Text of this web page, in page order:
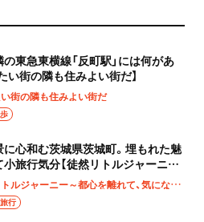
東急東横線「反町駅」には何があ
い街の隣も住みよい街だ】
い街の隣も住みよい街だ
心和む茨城県茨城町。埋もれた魅
旅行気分【徒然リトルジャーニ
連載：徒然リトルジャーニー～都心を離れて、気になる土地へ
行